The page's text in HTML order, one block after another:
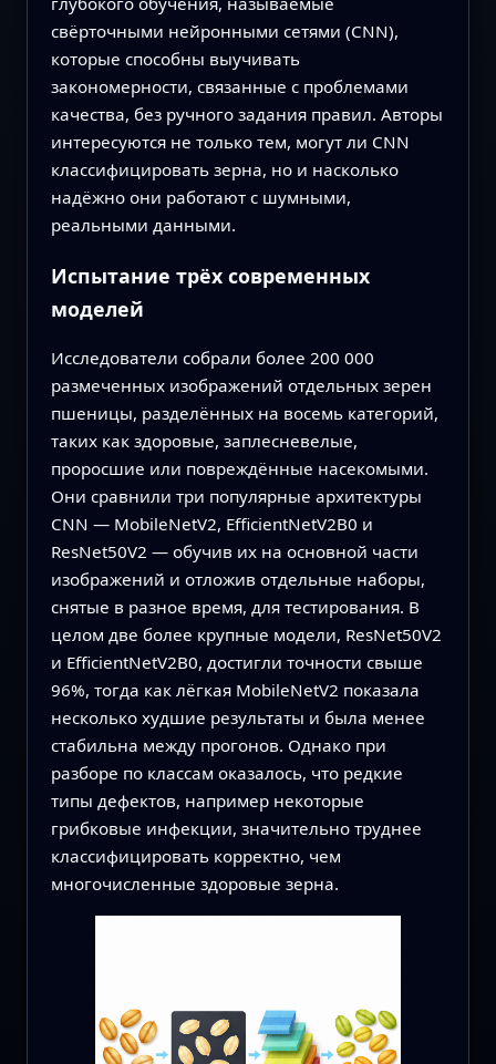
свёрточными нейронными сетями (CNN),
которые способны выучивать
закономерности, связанные с проблемами
качества, без ручного задания правил. Авторы
интересуются не только тем, могут ли CNN
классифицировать зерна, но и насколько
надёжно они работают с шумными,
реальными данными.
Испытание трёх современных
моделей
Исследователи собрали более 200 000
размеченных изображений отдельных зерен
пшеницы, разделённых на восемь категорий,
таких как здоровые, заплесневелые,
проросшие или повреждённые насекомыми.
Они сравнили три популярные архитектуры
CNN — MobileNetV2, EfficientNetV2B0 и
ResNet50V2 — обучив их на основной части
изображений и отложив отдельные наборы,
снятые в разное время, для тестирования. В
целом две более крупные модели, ResNet50V2
и EfficientNetV2B0, достигли точности свыше
96%, тогда как лёгкая MobileNetV2 показала
несколько худшие результаты и была менее
стабильна между прогонов. Однако при
разборе по классам оказалось, что редкие
типы дефектов, например некоторые
грибковые инфекции, значительно труднее
классифицировать корректно, чем
многочисленные здоровые зерна.